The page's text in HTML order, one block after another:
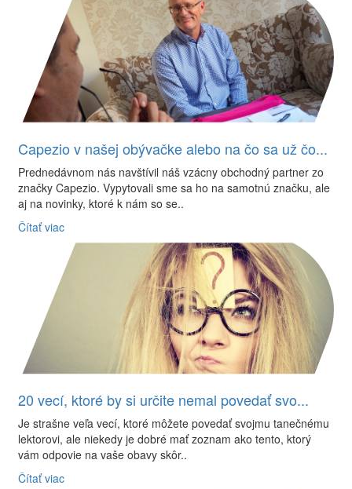
Capezio v našej obývačke alebo na čo sa už čo...
Prednedávnom nás navštívil náš vzácny obchodný partner zo
značky Capezio. Vypytovali sme sa ho na samotnú značku, ale
aj na novinky, ktoré k nám so se..
Čítať viac
20 vecí, ktoré by si určite nemal povedať svo...
Je strašne veľa vecí, ktoré môžete povedať svojmu tanečnému
lektorovi, ale niekedy je dobré mať zoznam ako tento, ktorý
vám odpovie na vaše obavy skôr..
Čítať viac